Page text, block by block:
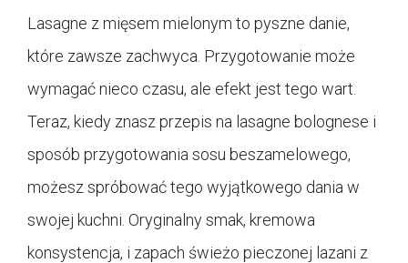
Lasagne z mięsem mielonym to pyszne danie,
które zawsze zachwyca. Przygotowanie może
wymagać nieco czasu, ale efekt jest tego wart.
Teraz, kiedy znasz przepis na lasagne bolognese i
sposób przygotowania sosu beszamelowego,
możesz spróbować tego wyjątkowego dania w
swojej kuchni. Oryginalny smak, kremowa
konsystencja, i zapach świeżo pieczonej lazani z